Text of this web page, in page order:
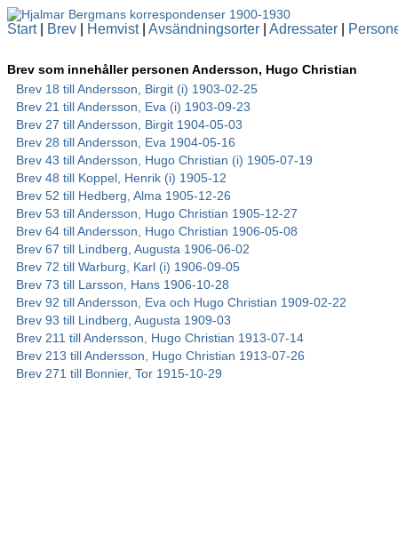
Start| Brev Hemvist| Avsändningsorter Adressater
Brev som innehåller personen Andersson, Hugo Christian
Brev 18 till Andersson, Birgit (i) 1903-02-25
Brev 21 till Andersson, Eva (i) 1903-09-23
Brev 27 till Andersson, Birgit 1904-05-03
Brev 28 till Andersson, Eva 1904-05-16
Brev 43 till Andersson, Hugo Christian (i) 1905-07-19
Brev 48 till Koppel, Henrik (i) 1905-12
Brev 52 till Hedberg, Alma 1905-12-26
Brev 53 till Andersson, Hugo Christian 1905-12-27
Brev 64 till Andersson, Hugo Christian 1906-05-08
Brev 67 till Lindberg, Augusta 1906-06-02
Brev 72 till Warburg, Karl (i) 1906-09-05
Brev 73 till Larsson, Hans 1906-10-28
Brev 92 till Andersson, Eva och Hugo Christian 1909-02-22
Brev 93 till Lindberg, Augusta 1909-03
Brev 211 till Andersson, Hugo Christian 1913-07-14
Brev 213 till Andersson, Hugo Christian 1913-07-26
Brev 271 till Bonnier, Tor 1915-10-29